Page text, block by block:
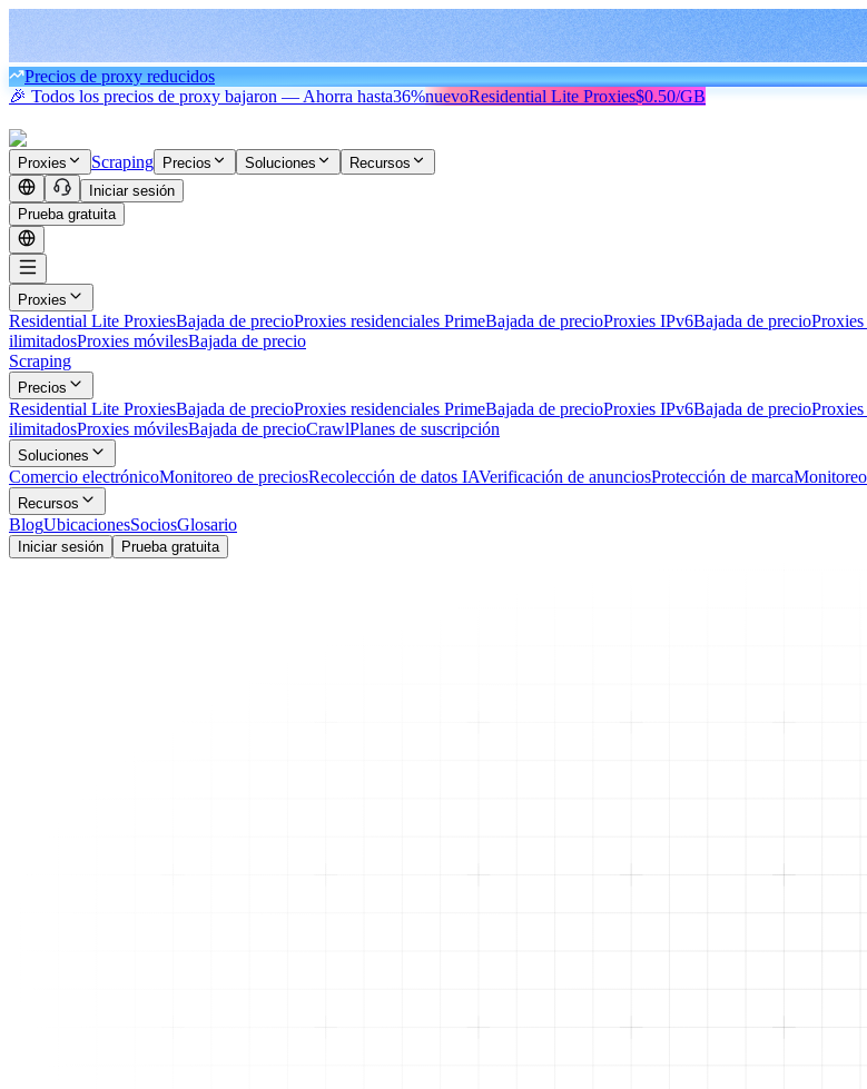
Precios de proxy reducidos
🎉 Todos los precios de proxy bajaron — Ahorra hasta36%nuevoResidential Lite Proxies$0.50/GB
Proxies Scraping Precios Soluciones
Recursos
Iniciar sesión
Prueba gratuita
Proxies
Residential Lite ProxiesBajada de precioProxies residenciales PrimeBajada de precioProxies IPv6Bajada de precioProxies
ilimitadosProxies móvilesBajada de precio
Scraping
Precios
Residential Lite ProxiesBajada de precioProxies residenciales PrimeBajada de precioProxies IPv6Bajada de precioProxies
ilimitadosProxies móvilesBajada de precioCrawlPlanes de suscripción
Soluciones
Comercio electrónicoMonitoreo de preciosRecolección de datos IAVerificación de anunciosProtección de marca
Recursos
BlogUbicacionesSociosGlosario
Iniciar sesión Prueba gratuita